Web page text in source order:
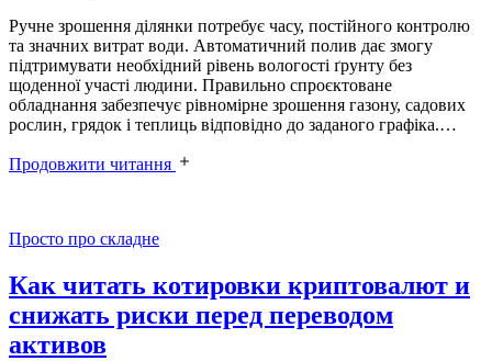
Ручне зрошення ділянки потребує часу, постійного контролю
та значних витрат води. Автоматичний полив дає змогу
підтримувати необхідний рівень вологості ґрунту без
щоденної участі людини. Правильно спроєктоване
обладнання забезпечує рівномірне зрошення газону, садових
рослин, грядок і теплиць відповідно до заданого графіка.…
Продовжити читання
Категорії
Просто про складне
Как читать котировки криптовалют и
снижать риски перед переводом
активов